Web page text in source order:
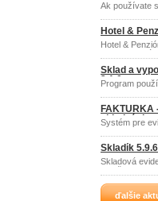
Ak používate
vozidlo alebo
firemné účely)
evidovať knihu
program je
Hotel &
Hotel &
kompletne
centrálnu
Sklad a
3.1.0
Program
zariadenia aj
FAKTÚRKA
objednávky,
kniha jázd
Systém pre
dodávateľov,
prijatých
pohľadávok a
príkazy na
kniha jázd atď.
Skladík 5.9.6
Skladová
menšieho
ďalšie